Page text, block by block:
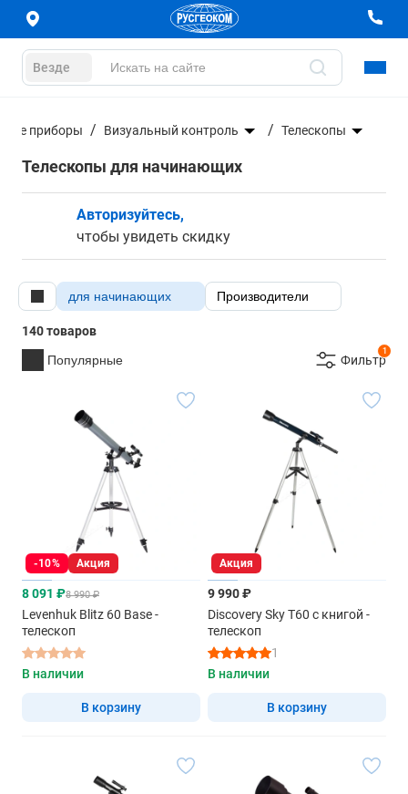
Везде
приборы Визуальный контроль Телескопы
Телескопы для начинающих
Авторизуйтесь,
чтобы увидеть скидку
для начинающих Производители
140 товаров
Популярные
1
Фильтр
-10% Акция
8 091 ₽8 990 ₽
Levenhuk Blitz 60 Base -
телескоп
В наличии
В корзину
Акция
9 990 ₽
Discovery Sky T60 с книгой -
телескоп
1
В наличии
В корзину